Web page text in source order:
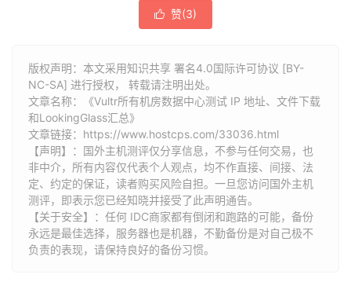
 赞(3)
版权声明：本文采用知识共享 署名4.0国际许可协议 [BY-
NC-SA] 进行授权， 转载请注明出处。
文章名称：《Vultr所有机房数据中心测试 IP 地址、文件下载
和LookingGlass汇总》
文章链接： https://www.hostcps.com/33036.html
【声明】：国外主机测评仅分享信息，不参与任何交易，也
非中介，所有内容仅代表个人观点，均不作直接、间接、法
定、约定的保证，读者购买风险自担。一旦您访问国外主机
测评，即表示您已经知晓并接受了此声明通告。
【关于安全】：任何 IDC商家都有倒闭和跑路的可能，备份
永远是最佳选择，服务器也是机器，不勤备份是对自己极不
负责的表现，请保持良好的备份习惯。